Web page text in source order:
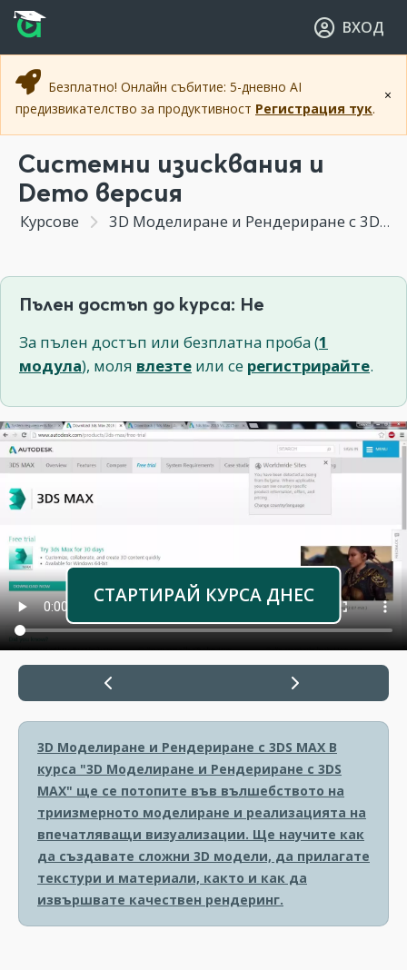
Прескочи към основното съдържание
Прескочи към навигацията
ВХОД
×
Безплатно! Онлайн събитие: 5-дневно AI
предизвикателство за продуктивност Регистрация тук.
Системни изисквания и
Demo версия
Курсове 3D Моделиране и Рендериране с 3DS MAX
Пълен достъп до курса: Не
За пълен достъп или безплатна проба (1
модула), моля влезте или се регистрирайте.
СТАРТИРАЙ КУРСА ДНЕС
3D Моделиране и Рендериране с 3DS MAX В
курса "3D Моделиране и Рендериране с 3DS
MAX" ще се потопите във вълшебството на
триизмерното моделиране и реализацията на
впечатляващи визуализации. Ще научите как
да създавате сложни 3D модели, да прилагате
текстури и материали, както и как да
извършвате качествен рендеринг.